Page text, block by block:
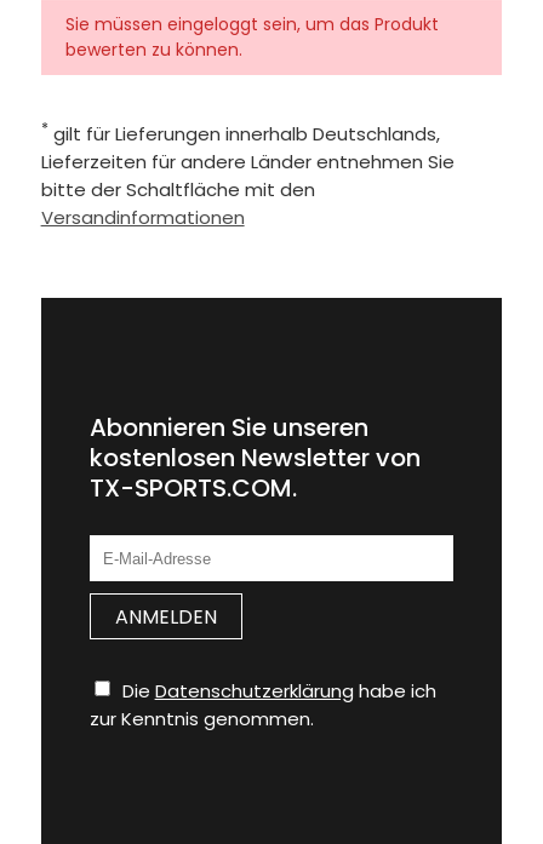
Sie müssen eingeloggt sein, um das Produkt
bewerten zu können.
* gilt für Lieferungen innerhalb Deutschlands,
Lieferzeiten für andere Länder entnehmen Sie
bitte der Schaltfläche mit den
Versandinformationen
Abonnieren Sie unseren
kostenlosen Newsletter von
TX-SPORTS.COM.
Die Datenschutzerklärung habe ich
zur Kenntnis genommen.